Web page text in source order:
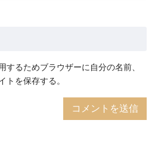
するためブラウザーに自分の名前、
トを保存する。